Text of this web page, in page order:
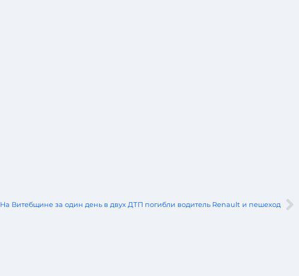
На Витебщине за один день в двух ДТП погибли водитель Renault и пешеход